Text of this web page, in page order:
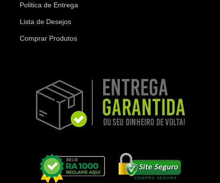
Politica de Entrega
Lista de Desejos
Comprar Produtos